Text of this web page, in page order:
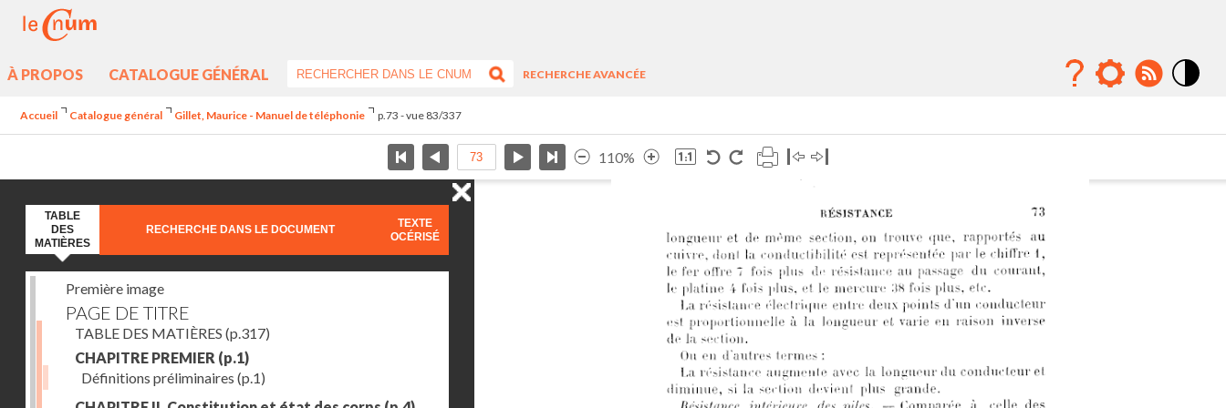
À PROPOS CATALOGUE GÉNÉRAL
RECHERCHE AVANCÉE
Accueil Catalogue général Gillet, Maurice - Manuel de téléphonie p.73 - vue 83/337
110%
TABLE
DES
MATIÈRES
RECHERCHE DANS LE DOCUMENT
TEXTE
OCÉRISÉ
Première image
PAGE DE TITRE
TABLE DES MATIÈRES (p.317)
CHAPITRE PREMIER (p.1)
Définitions préliminaires (p.1)